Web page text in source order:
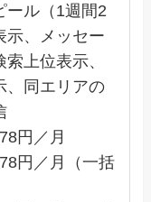
ール（1週間2
示、メッセー
上位表示、
、同エリアの
円／月
円／月（一括